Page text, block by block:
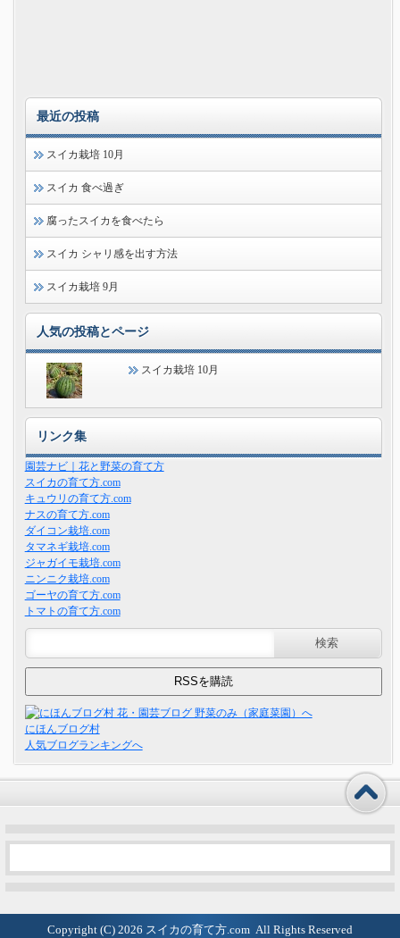
最近の投稿
スイカ栽培 10月
スイカ 食べ過ぎ
腐ったスイカを食べたら
スイカ シャリ感を出す方法
スイカ栽培 9月
人気の投稿とページ
スイカ栽培 10月
リンク集
園芸ナビ｜花と野菜の育て方
スイカの育て方.com
キュウリの育て方.com
ナスの育て方.com
ダイコン栽培.com
タマネギ栽培.com
ジャガイモ栽培.com
ニンニク栽培.com
ゴーヤの育て方.com
トマトの育て方.com
にほんブログ村
人気ブログランキングへ
Copyright (C) 2026 スイカの育て方.com All Rights Reserved